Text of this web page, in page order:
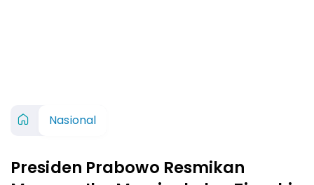
Nasional
Presiden Prabowo Resmikan